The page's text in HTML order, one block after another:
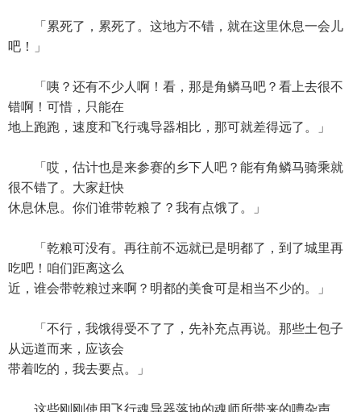
「累死了，累死了。这地方不错，就在这里休息一会儿
吧！」
「咦？还有不少人啊！看，那是角鳞马吧？看上去很不
错啊！可惜，只能在
地上跑跑，速度和飞行魂导器相比，那可就差得远了。」
「哎，估计也是来参赛的乡下人吧？能有角鳞马骑乘就
很不错了。大家赶快
休息休息。你们谁带乾粮了？我有点饿了。」
「乾粮可没有。再往前不远就已是明都了，到了城里再
吃吧！咱们距离这么
近，谁会带乾粮过来啊？明都的美食可是相当不少的。」
「不行，我饿得受不了了，先补充点再说。那些土包子
从远道而来，应该会
带着吃的，我去要点。」
这些刚刚使用飞行魂导器落地的魂师所带来的嘈杂声，